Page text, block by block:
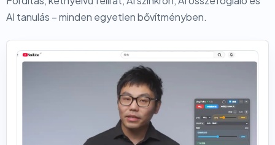
AI tanulás – minden egyetlen bővítményben.